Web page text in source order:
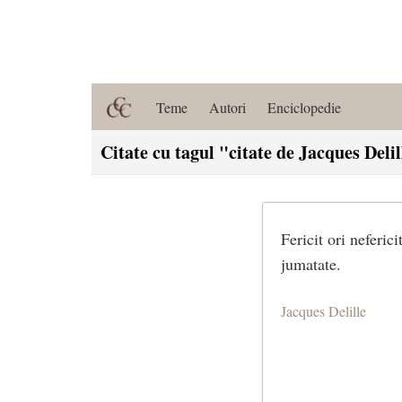
Teme Autori Enciclopedie
Citate cu tagul "citate de Jacques
Fericit ori
jumatate.
Jacques Delille